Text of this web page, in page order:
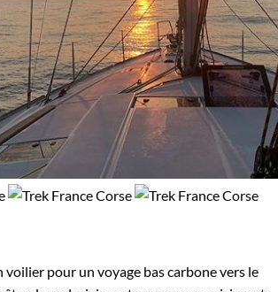
voilier pour un voyage bas carbone vers le